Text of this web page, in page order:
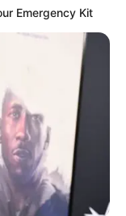
la Réunion
– 4400
Emergency Kit